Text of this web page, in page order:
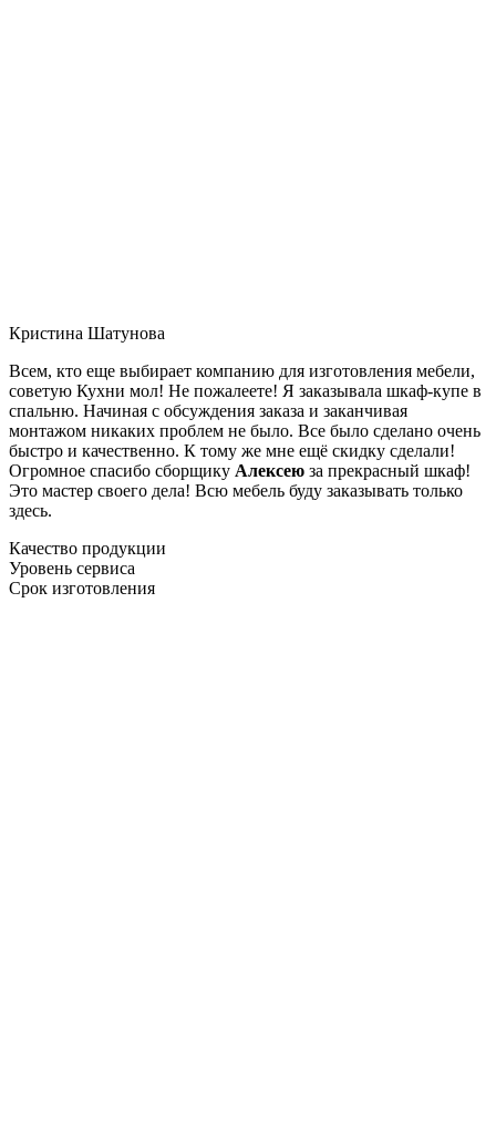
Кристина Шатунова
Всем, кто еще выбирает компанию для изготовления мебели,
советую Кухни мол! Не пожалеете! Я заказывала шкаф-купе в
спальню. Начиная с обсуждения заказа и заканчивая
монтажом никаких проблем не было. Все было сделано очень
быстро и качественно. К тому же мне ещё скидку сделали!
Огромное спасибо сборщику Алексею за прекрасный шкаф!
Это мастер своего дела! Всю мебель буду заказывать только
здесь.
Качество продукции
Уровень сервиса
Срок изготовления